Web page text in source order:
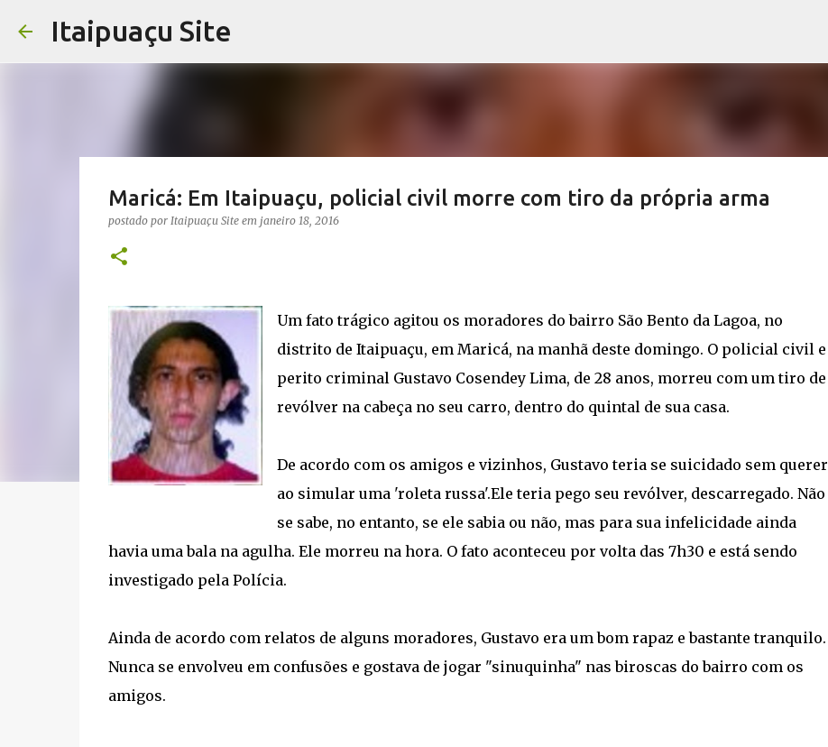
Itaipuaçu Site
Maricá: Em Itaipuaçu, policial civil morre com tiro da própria arma
postado por Itaipuaçu Site em janeiro 18, 2016
Um fato trágico agitou os moradores do bairro São Bento da Lagoa, no
distrito de Itaipuaçu, em Maricá, na manhã deste domingo. O policial civil e
perito criminal Gustavo Cosendey Lima, de 28 anos, morreu com um tiro de
revólver na cabeça no seu carro, dentro do quintal de sua casa.
De acordo com os amigos e vizinhos, Gustavo teria se suicidado sem querer
ao simular uma 'roleta russa'.Ele teria pego seu revólver, descarregado. Não
se sabe, no entanto, se ele sabia ou não, mas para sua infelicidade ainda
havia uma bala na agulha. Ele morreu na hora. O fato aconteceu por volta das 7h30 e está sendo
investigado pela Polícia.
Ainda de acordo com relatos de alguns moradores, Gustavo era um bom rapaz e bastante tranquilo.
Nunca se envolveu em confusões e gostava de jogar "sinuquinha" nas biroscas do bairro com os
amigos.